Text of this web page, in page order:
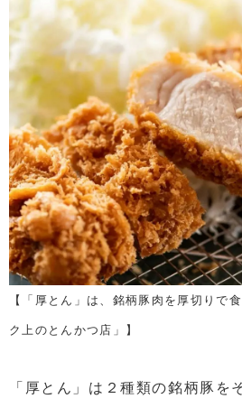
【「厚とん」は、銘柄豚肉を厚切りで
ク上のとんかつ店」】
「厚とん」は２種類の銘柄豚を